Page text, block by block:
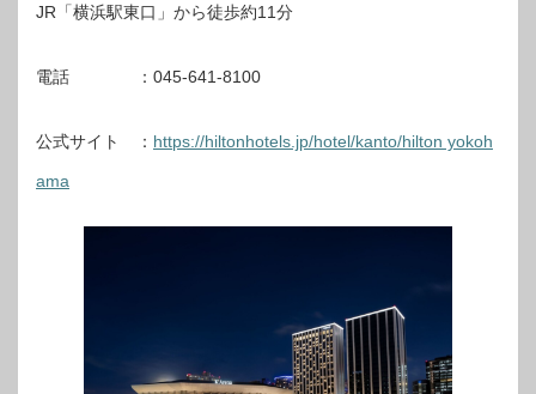
JR「横浜駅東口」から徒歩約11分
電話 ：045‐641‐8100
公式サイト ： https://hiltonhotels.jp/hotel/kanto/hilton yokoh
ama